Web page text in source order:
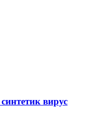
вирус